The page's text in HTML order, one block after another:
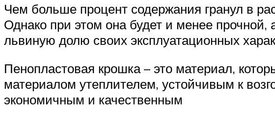
Чем больше процент содержания гранул в
Однако при этом она будет и менее
львиную долю своих эксплуатационных
Пенопластовая крошка – это материал,
материалом утеплителем, устойчивым к
экономичным и качественным